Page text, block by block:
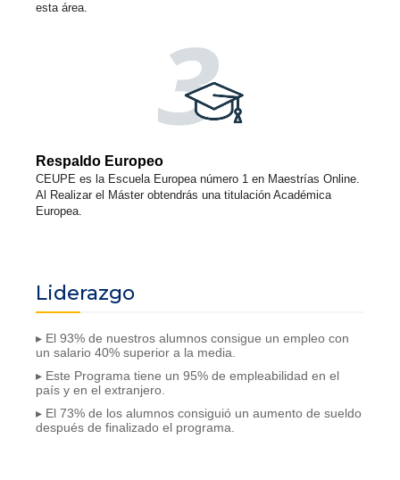
esta área.
Respaldo Europeo
CEUPE es la Escuela Europea número 1 en Maestrías Online.
Al Realizar el Máster obtendrás una titulación Académica
Europea.
Liderazgo
▸ El 93% de nuestros alumnos consigue un empleo con
un salario 40% superior a la media.
▸ Este Programa tiene un 95% de empleabilidad en el
país y en el extranjero.
▸ El 73% de los alumnos consiguió un aumento de sueldo
después de finalizado el programa.